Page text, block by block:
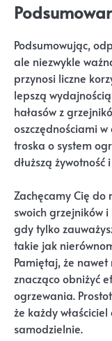
Podsumowując,
ale niezwykle
przynosi liczne
lepszą
hałasów z
oszczędnościami
troska o system
dłuższą
Zachęcamy Cię
swoich grzejników
gdy tylko
takie jak
Pamiętaj, że
znacząco obniżyć
ogrzewania.
że każdy
samodzielnie.